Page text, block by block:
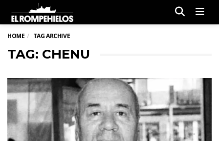
HOME TAG ARCHIVE
TAG: CHENU